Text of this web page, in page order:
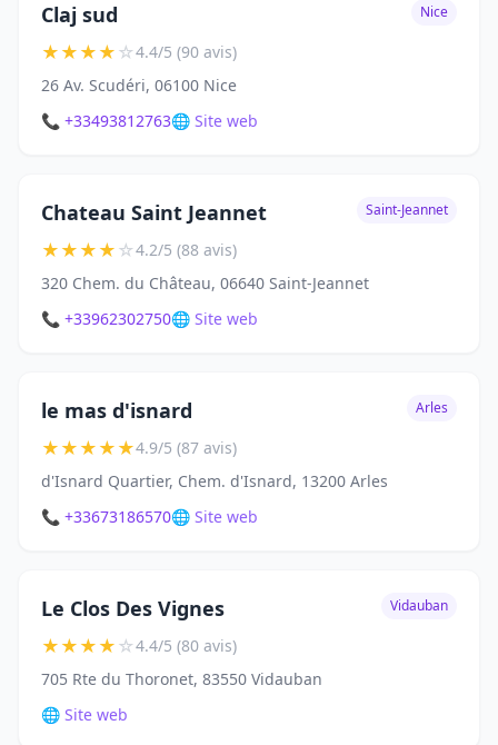
Claj sud Nice
★★★★☆4.4/5 (90 avis)
26 Av. Scudéri, 06100 Nice
📞 +33493812763🌐 Site web
Chateau Saint Jeannet Saint-Jeannet
★★★★☆4.2/5 (88 avis)
320 Chem. du Château, 06640 Saint-Jeannet
📞 +33962302750🌐 Site web
le mas d'isnard Arles
★★★★★4.9/5 (87 avis)
d'Isnard Quartier, Chem. d'Isnard, 13200 Arles
📞 +33673186570🌐 Site web
Le Clos Des Vignes Vidauban
★★★★☆4.4/5 (80 avis)
705 Rte du Thoronet, 83550 Vidauban
🌐 Site web